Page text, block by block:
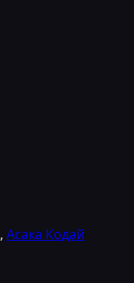
, Асака Кодай